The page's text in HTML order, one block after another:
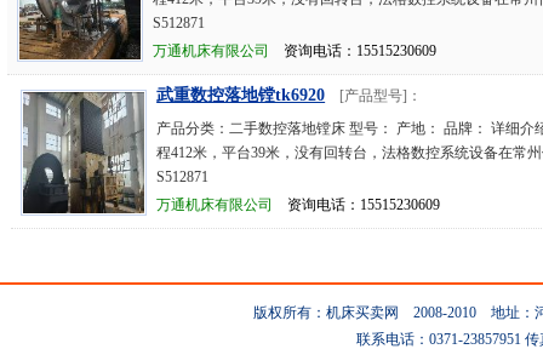
S512871
万通机床有限公司
资询电话：15515230609
武重数控落地镗tk6920
[产品型号]：
产品分类：二手数控落地镗床 型号： 产地： 品牌： 详细介
程412米，平台39米，没有回转台，法格数控系统设备在常
S512871
万通机床有限公司
资询电话：15515230609
版权所有：机床买卖网 2008-2010 地址：
联系电话：0371-23857951